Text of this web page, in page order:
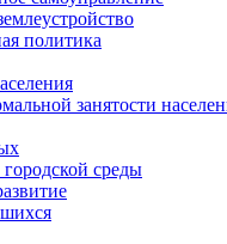
политика
занятости
среды